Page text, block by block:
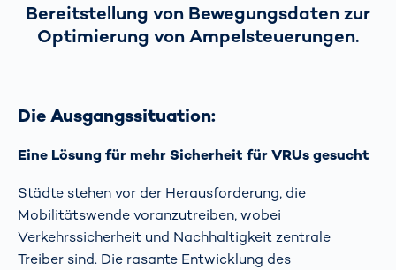
Bereitstellung von Bewegungsdaten zur
Optimierung von Ampelsteuerungen.
Die Ausgangssituation:
Eine Lösung für mehr Sicherheit für VRUs gesucht
Städte stehen vor der Herausforderung, die
Mobilitätswende voranzutreiben, wobei
Verkehrssicherheit und Nachhaltigkeit zentrale
Treiber sind. Die rasante Entwicklung des